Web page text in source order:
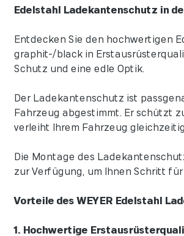
Edelstahl Ladekantenschutz in
Entdecken Sie den hochwertigen
graphit-/black in
Schutz und eine edle Optik.
Der Ladekantenschutz ist
Fahrzeug abgestimmt. Er schützt
verleiht Ihrem Fahrzeug
Die Montage des
zur Verfügung, um Ihnen Schritt
Vorteile des WEYER Edelstahl
1. Hochwertige